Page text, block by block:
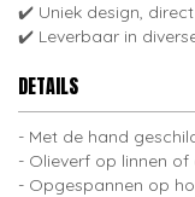
✔️ Uniek design,
✔️ Leverbaar in
DETAILS
Met de hand
Olieverf op linnen of
Opgespannen op